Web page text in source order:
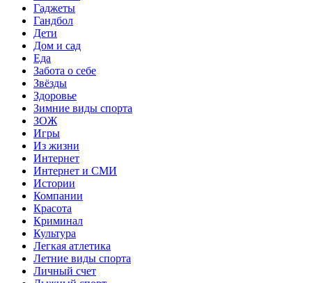
Гаджеты
Гандбол
Дети
Дом и сад
Еда
Забота о себе
Звёзды
Здоровье
Зимние виды спорта
ЗОЖ
Игры
Из жизни
Интернет
Интернет и СМИ
Истории
Компании
Красота
Криминал
Культура
Легкая атлетика
Летние виды спорта
Личный счет